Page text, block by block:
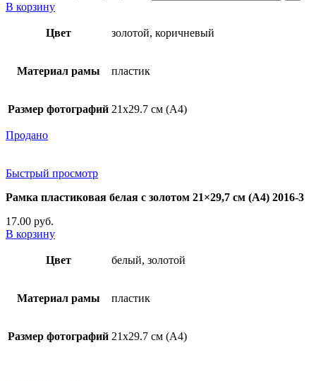
В корзину
Цвет золотой, коричневый
Материал рамы пластик
Размер фотографий 21х29.7 см (А4)
Продано
Быстрый просмотр
Рамка пластиковая белая с золотом 21×29,7 см (А4) 2016-3
17.00 руб.
В корзину
Цвет белый, золотой
Материал рамы пластик
Размер фотографий 21х29.7 см (А4)